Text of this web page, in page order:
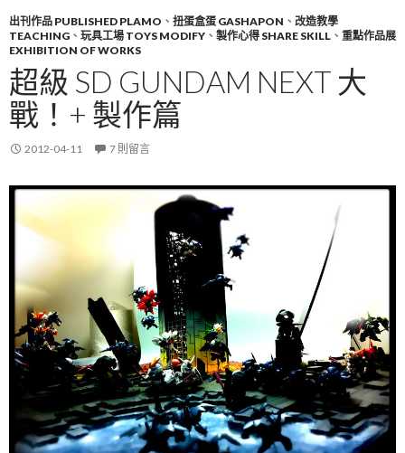
出刊作品 PUBLISHED PLAMO 、 扭蛋盒蛋 GASHAPON 、 改造教學
TEACHING 、 玩具工場 TOYS MODIFY 、 製作心得 SHARE SKILL 、 重點作品展
EXHIBITION OF WORKS
超級 SD GUNDAM NEXT 大
戰！+ 製作篇
2012-04-11 7 則留言